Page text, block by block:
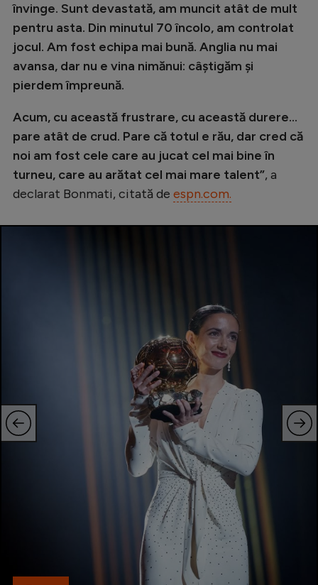
învinge. Sunt devastată, am muncit atât de mult
pentru asta. Din minutul 70 încolo, am controlat
jocul. Am fost echipa mai bună. Anglia nu mai
avansa, dar nu e vina nimănui: câștigăm și
pierdem împreună.
Acum, cu această frustrare, cu această durere...
pare atât de crud. Pare că totul e rău, dar cred că
noi am fost cele care au jucat cel mai bine în
turneu, care au arătat cel mai mare talent”, a
declarat Bonmati, citată de espn.com.